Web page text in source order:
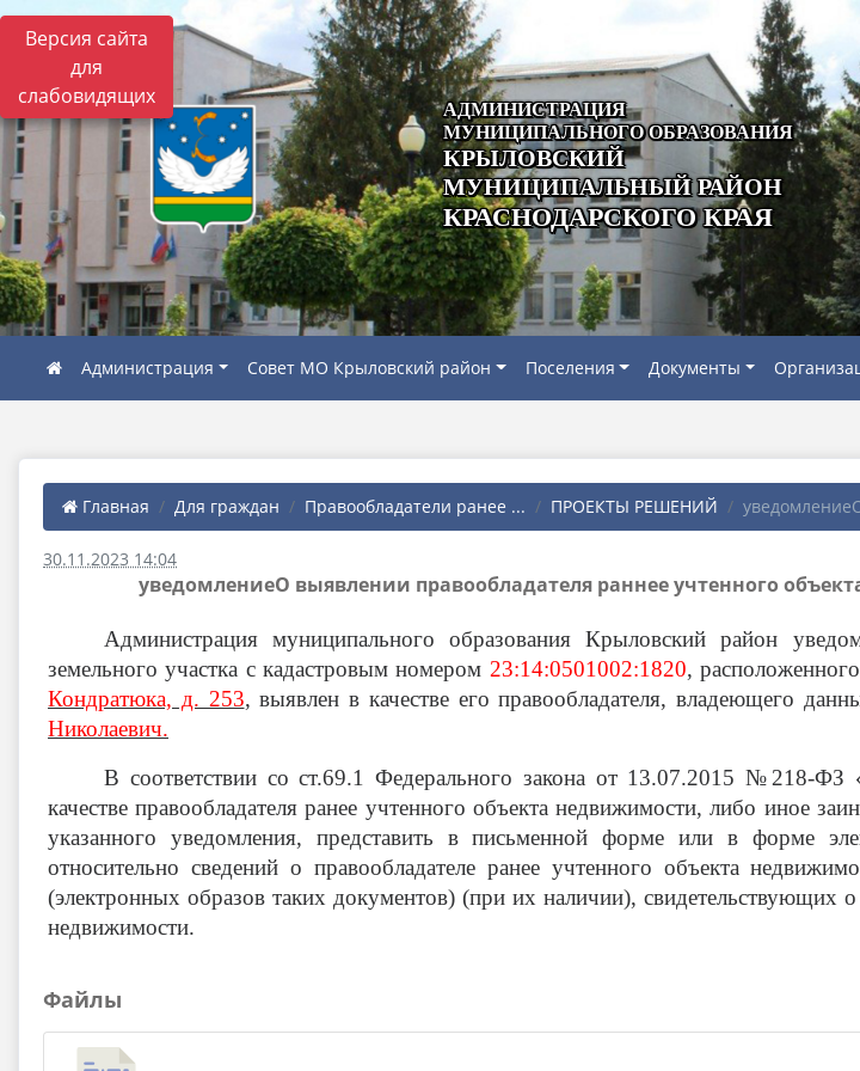
Версия сайта
для
слабовидящих
АДМИНИСТРАЦИЯ
МУНИЦИПАЛЬНОГО ОБРАЗОВАНИЯ
КРЫЛОВСКИЙ
МУНИЦИПАЛЬНЫЙ РАЙОН
КРАСНОДАРСКОГО КРАЯ
Администрация Совет МО Крыловский район Поселения Документы
Главная Для граждан Правообладатели ранее ... ПРОЕКТЫ РЕШЕНИЙ
30.11.2023 14:04
уведомлениеО выявлении правообладателя раннее учтенного
Администрация муниципального образования Крыловский район
земельного участка с кадастровым номером 23:14:0501002:1820,
Кондратюка, д. 253,выявлен в качестве его правообладателя, владеющего
Николаевич.
В соответствии со ст.69.1 Федерального закона от 13.07.2015 №218-ФЗ
качестве правообладателя ранее учтенного объекта недвижимости, либо иное
указанного уведомления, представить в письменной форме или в форме
относительно сведений о правообладателе ранее учтенного объекта
(электронных образов таких документов) (при их наличии), свидетельствующих
недвижимости.
Файлы